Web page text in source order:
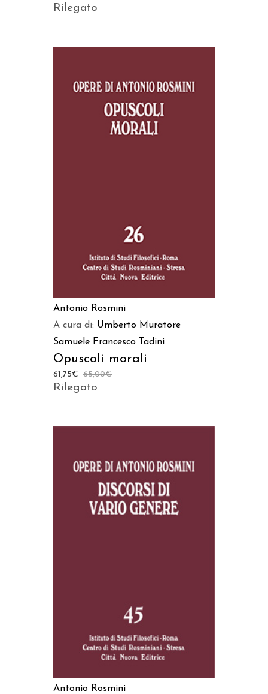
Rilegato
Antonio Rosmini
A cura di: Umberto Muratore
Samuele Francesco Tadini
Opuscoli morali
65,00€
61,75€
Rilegato
Antonio Rosmini